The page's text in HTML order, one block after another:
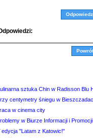
Odpowiedz
sztuka Chin w Radisson Blu
centymetry śniegu w
w cinema city
w Biurze Informacji i
edycja "Latam z Katowic!"